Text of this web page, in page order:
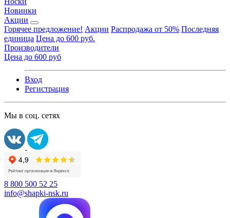
Новинки
Акции
Горячее предложение! Акции Распродажа от 50% Последняя
единица Цена до 600 руб.
Производители
Цена до 600 руб
Вход
Регистрация
Мы в соц. сетях
8 800 500 52 25
info@shapki-nsk.ru